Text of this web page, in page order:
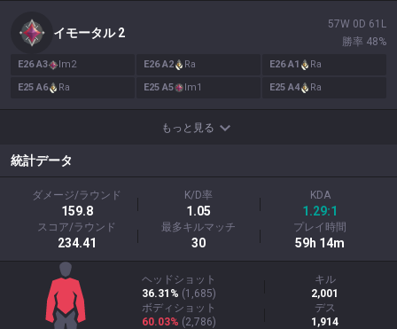
イモータル 2
57W 0 D 61 L
勝率 48%
E26A3 Im2 E26A2 Ra E26A1
Ra
E25 A6 Ra E25 A5 Im1 E25 A4 Ra
もっと見る
統計データ
ダメージ/ラウンド
159.8
K/D率
1.05
KDA
1.29:1
スコア/ラウンド
234.41
最多キルマッチ
30
プレイ時間
59h 14m
ヘッドショット
36.31% (1,685)
キル
2,001
ボディショット
60.03% (2,786)
デス
1,914